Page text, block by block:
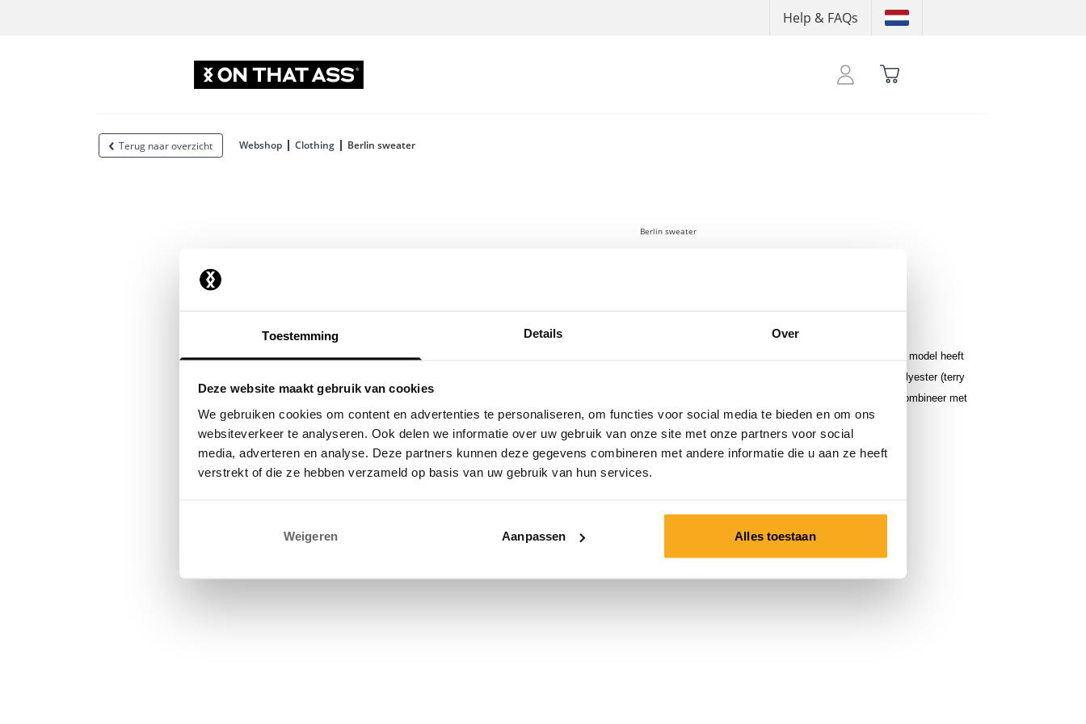
Toestemming Details Over
Deze website maakt gebruik van cookies
We gebruiken cookies om content en advertenties te personaliseren, om functies voor social media te bieden en om ons
websiteverkeer te analyseren. Ook delen we informatie over uw gebruik van onze site met onze partners voor social
media, adverteren en analyse. Deze partners kunnen deze gegevens combineren met andere informatie die u aan ze heeft
verstrekt of die ze hebben verzameld op basis van uw gebruik van hun services.
Weigeren Aanpassen Alles toestaan
Help & FAQs
Terug naar overzicht Webshop Clothing Berlin sweater
Berlin sweater
Sweatshirt met ON THAT ASS logo op de linkerborst. Dit model heeft
een regular fit en is gemaakt van 60% katoen en 40% polyester (terry
back, 300 gsm) voor een zachte en comfortabele feel. Combineer met
de Apollo sweatpants voor de perfecte match.
Kleur: